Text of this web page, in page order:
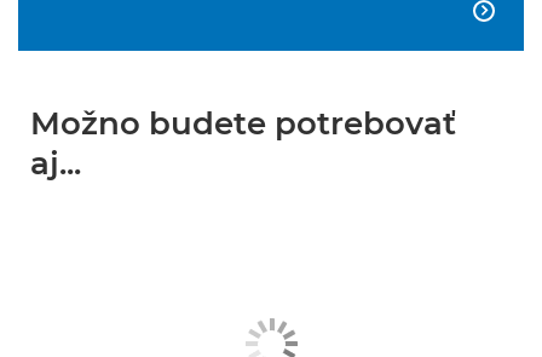

Možno budete potrebovať
aj...